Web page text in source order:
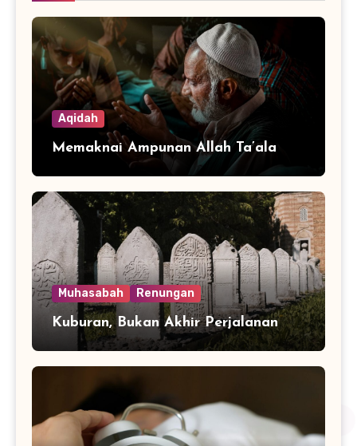
Aqidah
Memaknai Ampunan Allah Ta’ala
Muhasabah Renungan
Kuburan, Bukan Akhir Perjalanan